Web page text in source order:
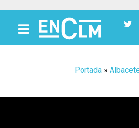
Portada» Albacete